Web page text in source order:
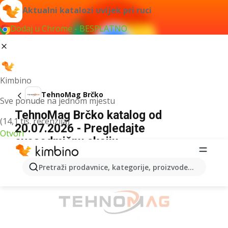
Aktualni katalozi uvijek pri ruci
Dodaj u Chrome - BESPLATNO
Kimbino
Sve ponude na jednom mjestu
(14,1 tis. recenzija)
Otvori
Pretraži prodavnice, kategorije, proizvode...
TehnoMag Brčko
TehnoMag Brčko katalog od
20.07.2026 - Pregledajte
ovosedmičnu akciju